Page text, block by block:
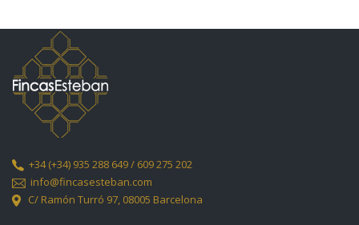
+34(+34) 935 288 649 / 609 275 202
info@fincasesteban.com
C/ Ramón Turró 97, 08005 Barcelona